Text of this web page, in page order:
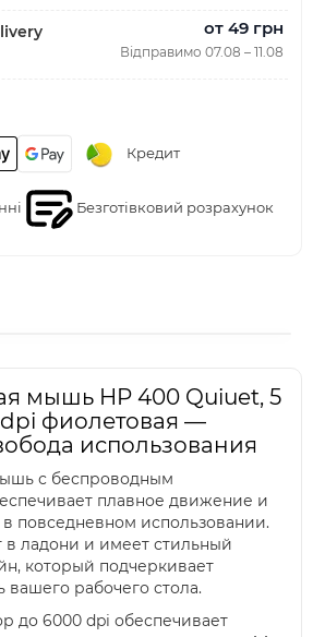
от 49 грн
Відправимо 07.08 – 11.08
Кредит
Безготівковий розрахунок
мышь HP 400 Quiuet, 5
dpi фиолетовая —
использования
с беспроводным
плавное движение и
повседневном использовании.
ладони и имеет стильный
который подчеркивает
вашего рабочего стола.
до 6000 dpi обеспечивает